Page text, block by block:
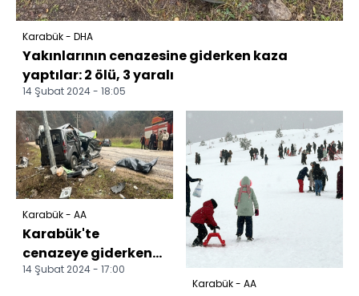
Karabük - DHA
Yakınlarının cenazesine giderken kaza
yaptılar: 2 ölü, 3 yaralı
14 Şubat 2024 - 18:05
Karabük - AA
Karabük'te
cenazeye giderken
kaza yapan hafif
14 Şubat 2024 - 17:00
Karabük - AA